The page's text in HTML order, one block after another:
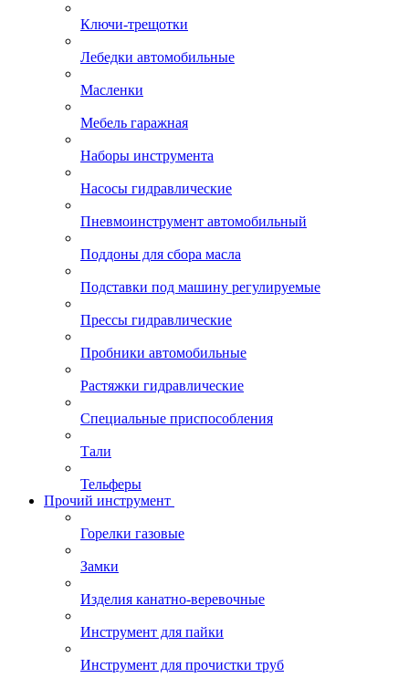
Ключи-трещотки
Лебедки автомобильные
Масленки
Мебель гаражная
Наборы инструмента
Насосы гидравлические
Пневмоинструмент автомобильный
Поддоны для сбора масла
Подставки под машину регулируемые
Прессы гидравлические
Пробники автомобильные
Растяжки гидравлические
Специальные приспособления
Тали
Тельферы
Прочий инструмент
Горелки газовые
Замки
Изделия канатно-веревочные
Инструмент для пайки
Инструмент для прочистки труб